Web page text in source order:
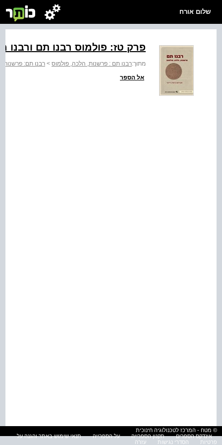
שלום אורח
פרק טז: פולמוס רבנו תם ורבנו
מתוך:רבנו תם : פרשנות, הלכה, פולמוס > רבנו תם: פרשנות,
אל הספר
© מטח - המרכז לטכנולוגיה חינוכית
אינדקס הספרים
תקנון הספרייה על הספרייה
תנאי שימוש באתר והגנה על
פרטיות
הסדרי נגישות עזרה